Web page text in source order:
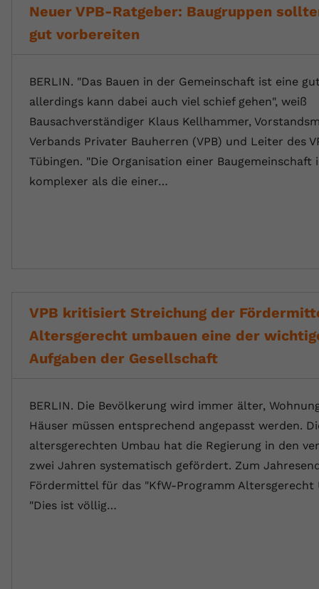
Neuer VPB-Ratgeber: Baugruppen
gut vorbereiten
BERLIN. "Das Bauen in der Gemeinschaft ist eine
allerdings kann dabei auch viel schief gehen", weiß
Bausachverständiger Klaus Kellhammer,
Verbands Privater Bauherren (VPB) und Leiter des
Tübingen. "Die Organisation einer Baugemeinschaft
komplexer als die einer…
VPB kritisiert Streichung der
Altersgerecht umbauen eine der
Aufgaben der Gesellschaft
BERLIN. Die Bevölkerung wird immer älter,
Häuser müssen entsprechend angepasst werden.
altersgerechten Umbau hat die Regierung in den
zwei Jahren systematisch gefördert. Zum
Fördermittel für das "KfW-Programm Altersgerecht
"Dies ist völlig…